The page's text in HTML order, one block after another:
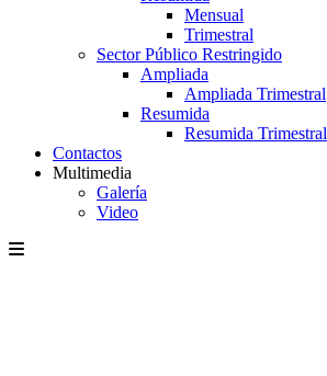
Mensual
Trimestral
Sector Público Restringido
Ampliada
Ampliada Trimestral
Resumida
Resumida Trimestral
Contactos
Multimedia
Galería
Video